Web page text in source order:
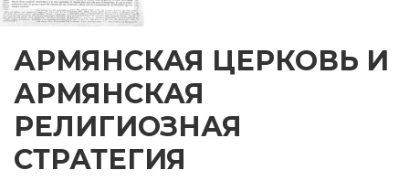
АРМЯНСКАЯ ЦЕРКОВЬ И
АРМЯНСКАЯ
РЕЛИГИОЗНАЯ
СТРАТЕГИЯ